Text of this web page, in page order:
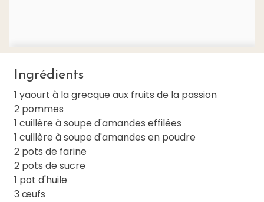
Ingrédients
1 yaourt à la grecque aux fruits de la passion
2 pommes
1 cuillère à soupe d'amandes effilées
1 cuillère à soupe d'amandes en poudre
2 pots de farine
2 pots de sucre
1 pot d'huile
3 œufs